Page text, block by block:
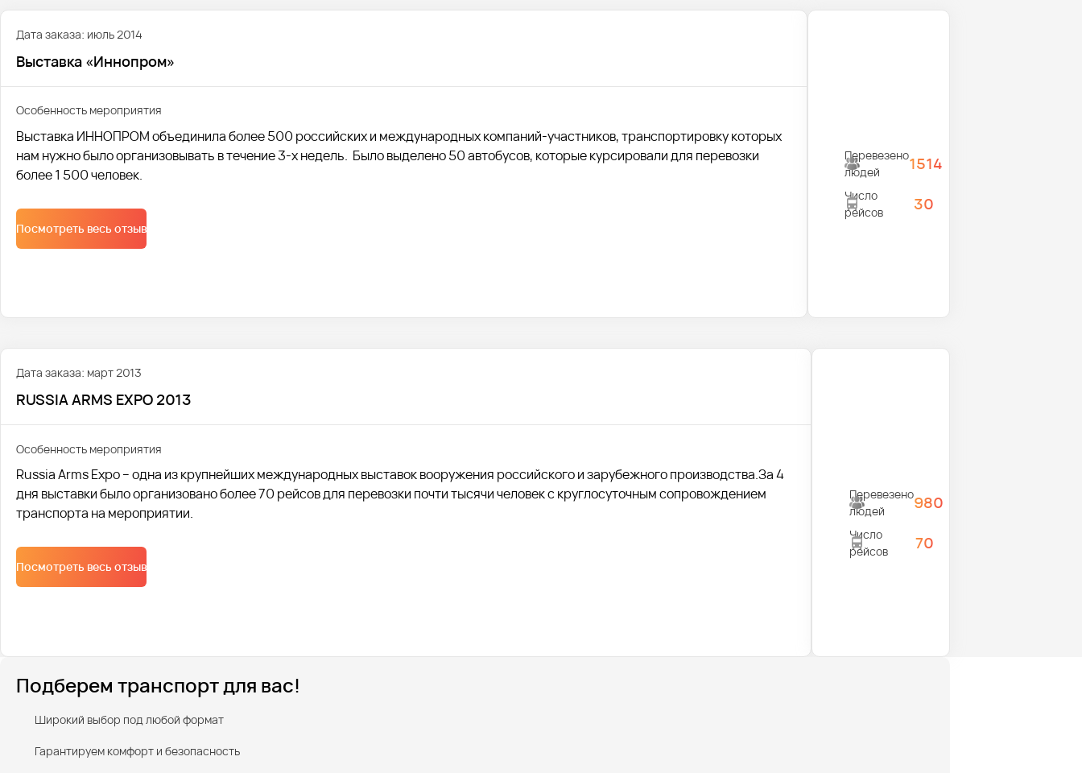
Дата заказа: июль 2014
Выставка «Иннопром»
Особенность мероприятия
Выставка ИННОПРОМ объединила более 500 российских и международных компаний-участников, транспортировку которых
нам нужно было организовывать в течение 3-х недель. Было выделено 50 автобусов, которые курсировали для перевозки
более 1 500 человек.
Посмотреть весь отзыв
Перевезено
людей
1514
Число
рейсов
30
Дата заказа: март 2013
RUSSIA ARMS EXPO 2013
Особенность мероприятия
Russia Arms Expo – одна из крупнейших международных выставок вооружения российского и зарубежного производства.За 4
дня выставки было организовано более 70 рейсов для перевозки почти тысячи человек с круглосуточным сопровождением
транспорта на мероприятии.
Посмотреть весь отзыв
Перевезено
людей
980
Число
рейсов
70
Подберем транспорт для вас!
Широкий выбор под любой формат
Гарантируем комфорт и безопасность